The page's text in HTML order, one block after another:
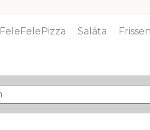
FeleFelePizza Saláta